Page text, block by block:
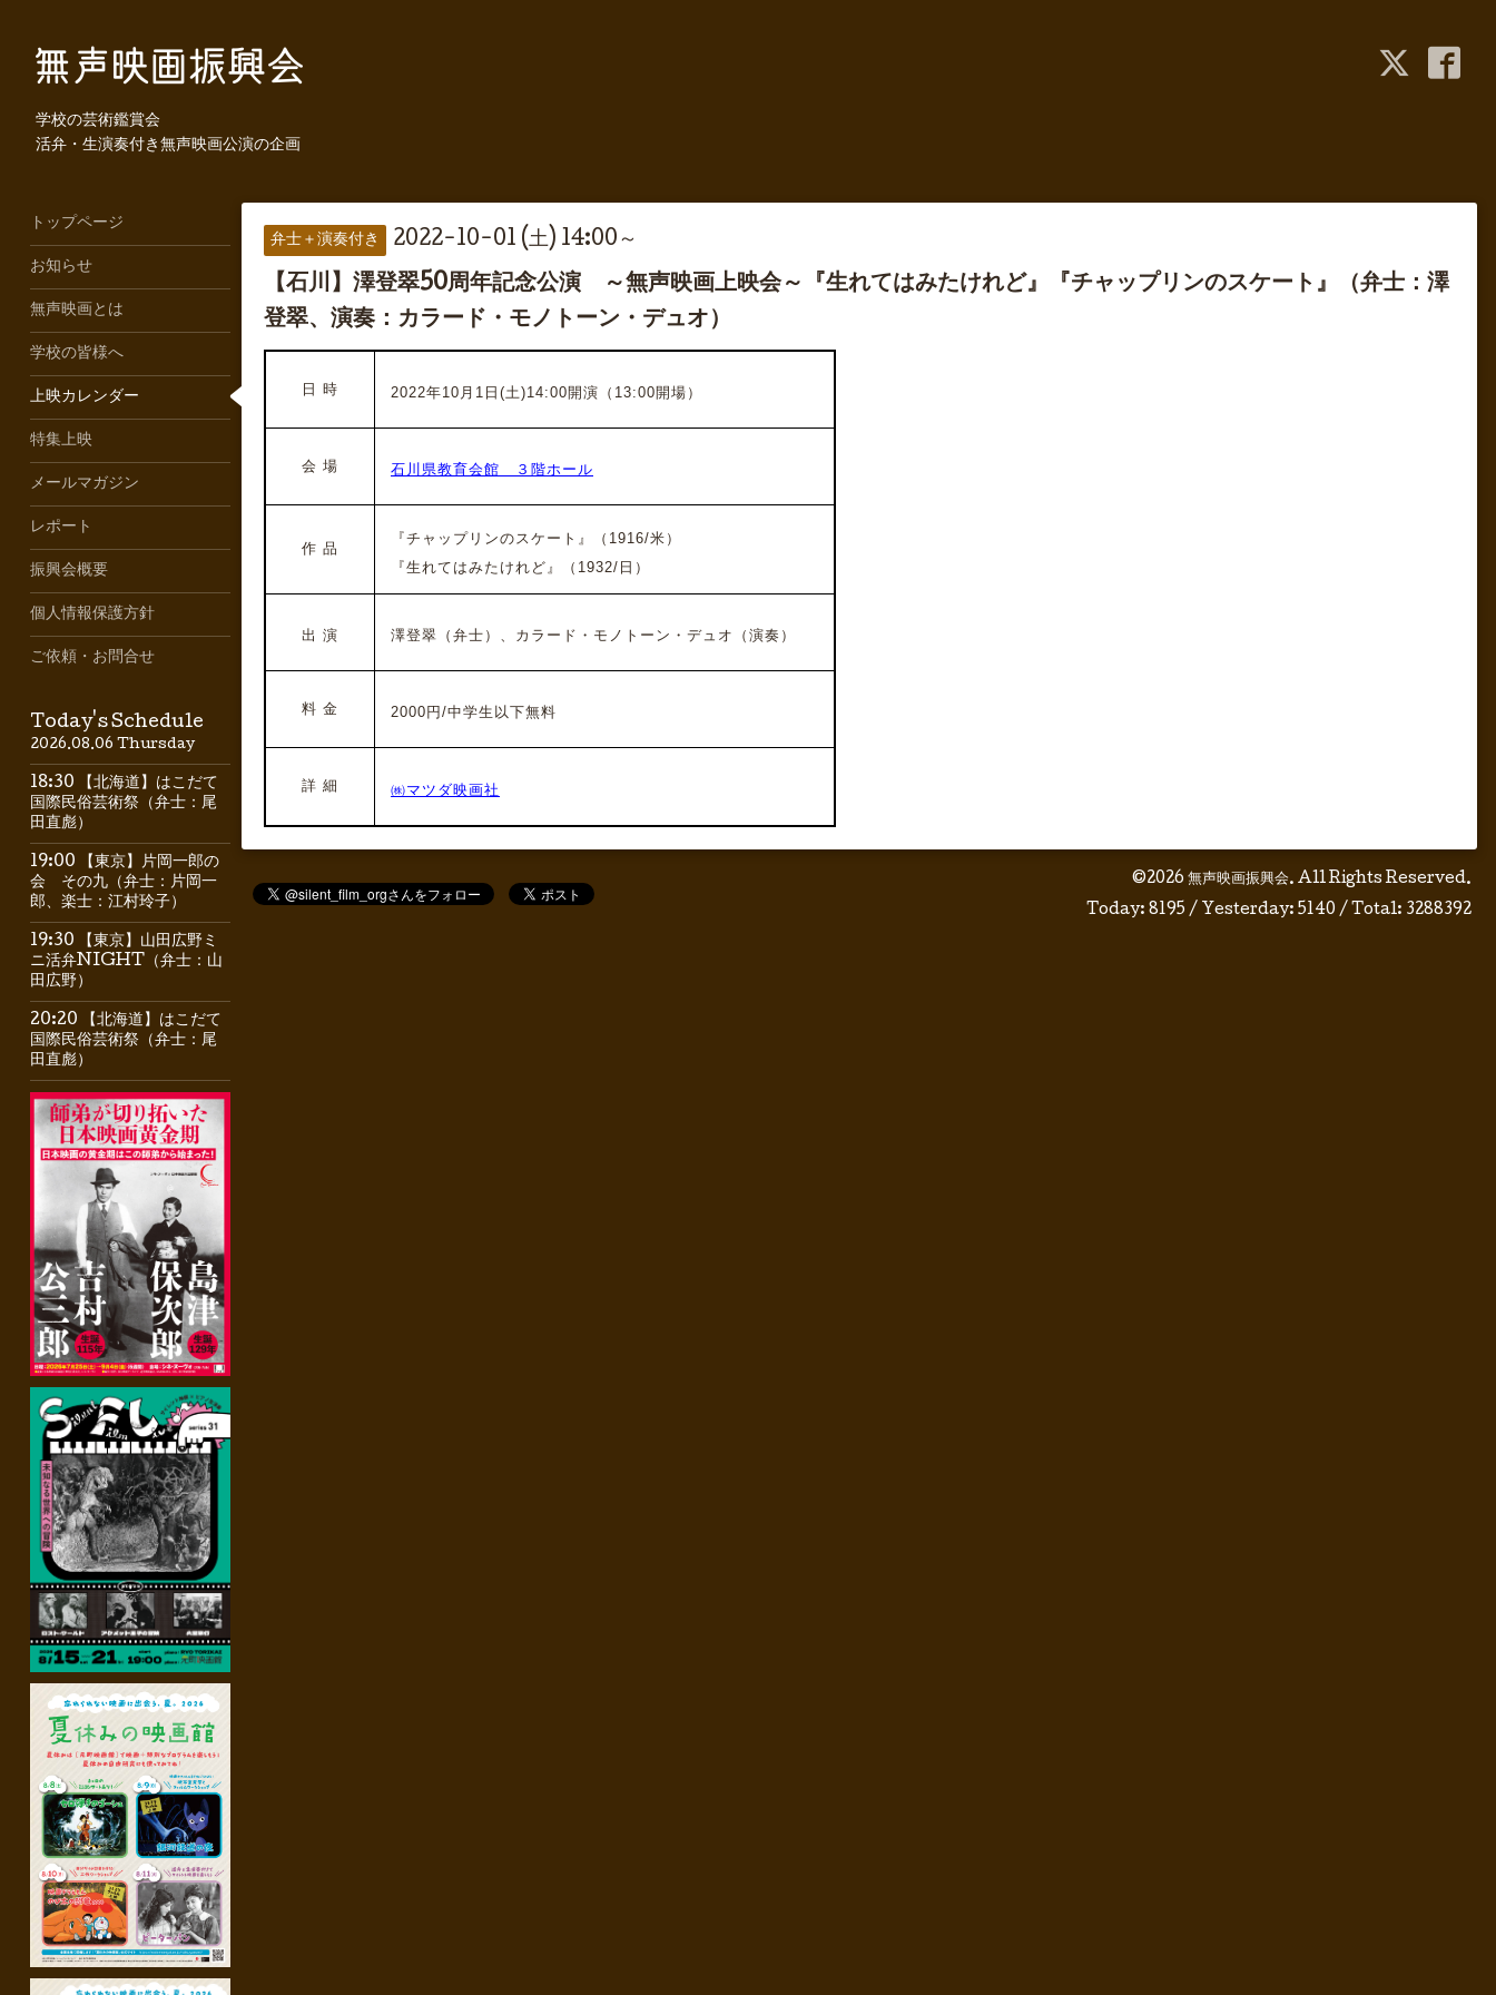
学校の芸術鑑賞会
活弁・生演奏付き無声映画公演の企画
弁士＋演奏付き 2022-10-01 (土) 14:00～
【石川】澤登翠50周年記念公演 ～無声映画上映会～『生れてはみたけれど』『チャップリンのスケート』（弁士：澤
登翠、演奏：カラード・モノトーン・デュオ）
日 時 2022年10月1日(土)14:00開演（13:00開場）
会 場 石川県教育会館 ３階ホール
作 品
『チャップリンのスケート』
（1916/米）
『生れてはみたけれど』（1932/日）
出 演 澤登翠（弁士）、カラード・モノトーン・デュオ（演奏）
料 金 2000円/中学生以下無料
詳 細 ㈱マツダ映画社
©2026 無声映画振興会. All Rights Reserved.
Today: 8195 / Yesterday: 5140 / Total: 3288392
トップページ
お知らせ
無声映画とは
学校の皆様へ
上映カレンダー
特集上映
メールマガジン
レポート
振興会概要
個人情報保護方針
ご依頼・お問合せ
Today's Schedule
2026.08.06 Thursday
18:30 【北海道】はこだて
国際民俗芸術祭（弁士：尾
田直彪）
19:00 【東京】片岡一郎の
会 その九（弁士：片岡一
郎、楽士：江村玲子）
19:30 【東京】山田広野ミ
ニ活弁NIGHT（弁士：山
田広野）
20:20 【北海道】はこだて
国際民俗芸術祭（弁士：尾
田直彪）